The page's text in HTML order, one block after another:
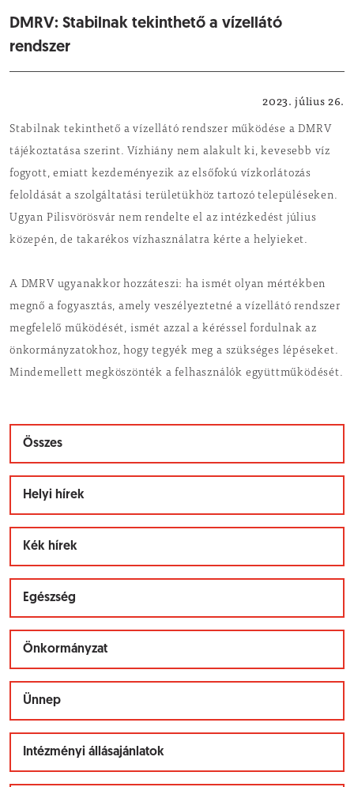
DMRV: Stabilnak tekinthető a vízellátó
rendszer
2023. július 26.
Stabilnak tekinthető a vízellátó rendszer működése a DMRV
tájékoztatása szerint. Vízhiány nem alakult ki, kevesebb víz
fogyott, emiatt kezdeményezik az elsőfokú vízkorlátozás
feloldását a szolgáltatási területükhöz tartozó településeken.
Ugyan Pilisvörösvár nem rendelte el az intézkedést július
közepén, de takarékos vízhasználatra kérte a helyieket.
A DMRV ugyanakkor hozzáteszi: ha ismét olyan mértékben
megnő a fogyasztás, amely veszélyeztetné a vízellátó rendszer
megfelelő működését, ismét azzal a kéréssel fordulnak az
önkormányzatokhoz, hogy tegyék meg a szükséges lépéseket.
Mindemellett megköszönték a felhasználók együttműködését.
Összes
Helyi hírek
Kék hírek
Egészség
Önkormányzat
Ünnep
Intézményi állásajánlatok